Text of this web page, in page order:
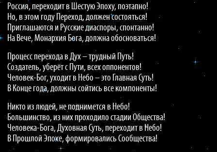
Россия, переходит в Шестую Эпоху, поэтапно!
Но, в этом году Переход, должен состояться!
Приглашаются и Русские диаспоры, спонтанно!
На Вече, Монархия Бога, должна обосноваться!
Процесс перехода в Дух – трудный Путь!
Создатель, уберёт с Пути, всех оппонентов!
Человек-Бог, уходит в Небо – это Главная Суть!
В Конце года, должны сойтись все компоненты!
Никто из людей, не поднимется в Небо!
Большинство, из них проходило стадии Общества!
Человека-Бога, Духовная Суть, переходит в Небо!
В Прошлой Эпохе, формировались Сообщества!